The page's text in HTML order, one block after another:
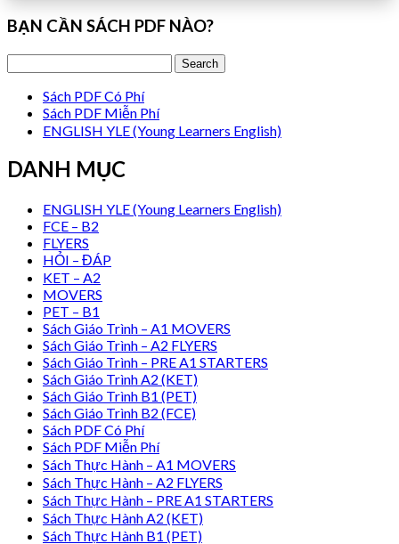
BẠN CẦN SÁCH PDF NÀO?
Sách PDF Có Phí
Sách PDF Miễn Phí
ENGLISH YLE (Young Learners English)
DANH MỤC
ENGLISH YLE (Young Learners English)
FCE – B2
FLYERS
HỎI – ĐÁP
KET – A2
MOVERS
PET – B1
Sách Giáo Trình – A1 MOVERS
Sách Giáo Trình – A2 FLYERS
Sách Giáo Trình – PRE A1 STARTERS
Sách Giáo Trình A2 (KET)
Sách Giáo Trình B1 (PET)
Sách Giáo Trình B2 (FCE)
Sách PDF Có Phí
Sách PDF Miễn Phí
Sách Thực Hành – A1 MOVERS
Sách Thực Hành – A2 FLYERS
Sách Thực Hành – PRE A1 STARTERS
Sách Thực Hành A2 (KET)
Sách Thực Hành B1 (PET)